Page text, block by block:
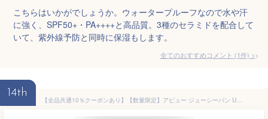
こちらはいかがでしょうか。ウォータープルーフなので水や汗
に強く、SPF50+・PA++++と高品質。3種のセラミドを配合して
いて、紫外線予防と同時に保湿もします。
全てのおすすめコメント (1件) >
14th
【全品共通10％クーポンあり】【数量限定】アピュー ジューシーパン UVスティック 日焼け止め 韓国コスメ UVケア スキンケア 保湿 スティックタイプ SPF50＋／PA＋＋＋＋ ＜A Pieu／アピュー＞【正規品】【ギフト対応可】